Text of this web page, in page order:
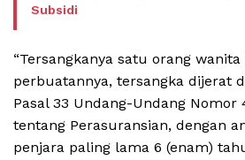
Subsidi
“Tersangkanya satu orang wanita
perbuatannya, tersangka dijerat
Pasal 33 Undang-Undang Nomor
tentang Perasuransian, dengan
penjara paling lama 6 (enam)